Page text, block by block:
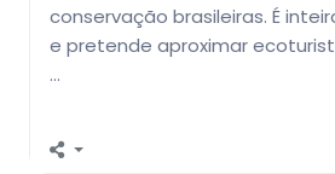
conservação brasileiras. É
e pretende aproximar
…